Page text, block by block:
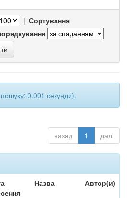
| Сортування
пошуку: 0.001 секунди).
назад 1 далі
Назва Автор(и)